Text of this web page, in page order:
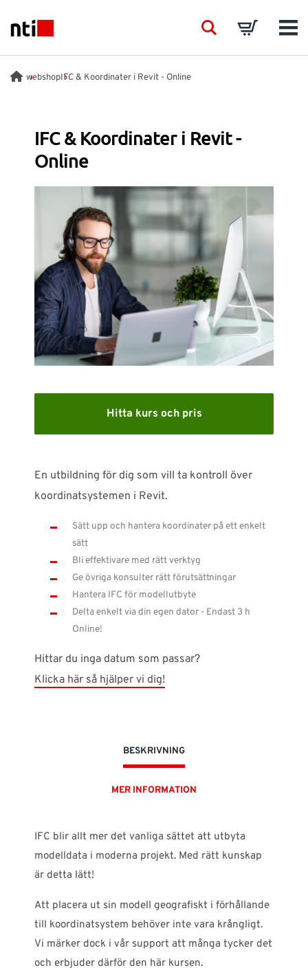
NTI logo
BRANSCHER
PRODUKTER
ACADEMY
EVENTS
INSIKTER
SUPPORT
WEBSHOP
España
Suomi UK
SearchBasket
webshopIFC & Koordinater i Revit - Online
IFC & Koordinater i Revit -
Online
Hitta kurs och pris
En utbildning för dig som vill ta kontroll över
koordinatsystemen i Revit.
Sätt upp och hantera koordinater på ett enkelt
sätt
Bli effektivare med rätt verktyg
Ge övriga konsulter rätt förutsättningar
Hantera IFC för modellutbyte
Delta enkelt via din egen dator - Endast 3 h
Online!
Hittar du inga datum som passar?
Klicka här så hjälper vi dig!
BESKRIVNING
MER INFORMATION
IFC blir allt mer det vanliga sättet att utbyta
modelldata i moderna projekt. Med rätt kunskap
är detta lätt!
Att placera ut sin modell geografiskt i förhållande
till koordinatsystem behöver inte vara krångligt.
Vi märker dock i vår support att många tycker det
och erbjuder därför den här kursen.